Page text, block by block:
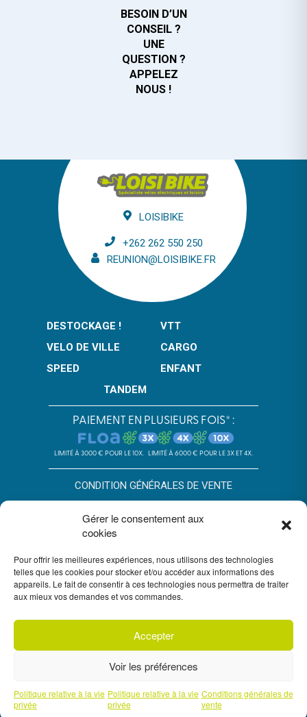
Gérer le consentement aux
cookies
Pour offrir les meilleures expériences, nous utilisons des technologies
telles que les cookies pour stocker et/ou accéder aux informations des
appareils. Le fait de consentir à ces technologies nous permettra de traiter
aux mieux vos demandes et vos commandes.
Accepter
Voir les préférences
Politique relative à la vie
privée
Politique relative à la vie
privée
Conditions générales de
vente
BESOIN D’UN
CONSEIL ?
UNE
QUESTION ?
APPELEZ
NOUS !
LOISIBIKE
+262 262 550 250
REUNION@LOISIBIKE.FR
DESTOCKAGE !
VTT
VELO DE VILLE
CARGO
SPEED
ENFANT
TANDEM
PAIEMENT EN PLUSIEURS FOIS* :
LIMITÉ À 3000 € POUR LE 10X. LIMITÉ À 6000 € POUR LE 3X ET 4X.
CONDITION GÉNÉRALES DE VENTE
*SOUS RÉSERVE D’ACCEPTATION DU DOSSIER PAR FLOA. SA AU
IMMEUBLE G7, 71 RUE LUCIEN FAURE 33300 BORDEAUX,
ENREGISTRÉE À L’ORIAS SOUS LE N°07028160. SOUMISE AU
CONTRÔLE DE L’AUTORITÉ DE CONTRÔLE PRUDENTIEL ET DE
RÉSOLUTION, 4 PLACE DE BUDAPEST CS 92459, 75436 PARIS.
VOUS DISPOSEZ DU DÉLAI LÉGAL DE RÉTRACTATION. VOIR